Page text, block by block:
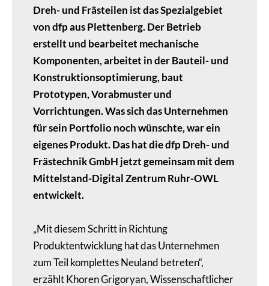
Dreh- und Frästeilen ist das Spezialgebiet
von dfp aus Plettenberg. Der Betrieb
erstellt und bearbeitet mechanische
Komponenten, arbeitet in der Bauteil- und
Konstruktionsoptimierung, baut
Prototypen, Vorabmuster und
Vorrichtungen. Was sich das Unternehmen
für sein Portfolio noch wünschte, war ein
eigenes Produkt. Das hat die dfp Dreh- und
Frästechnik GmbH jetzt gemeinsam mit dem
Mittelstand-Digital Zentrum Ruhr-OWL
entwickelt.
„Mit diesem Schritt in Richtung
Produktentwicklung hat das Unternehmen
zum Teil komplettes Neuland betreten“,
erzählt Khoren Grigoryan, Wissenschaftlicher